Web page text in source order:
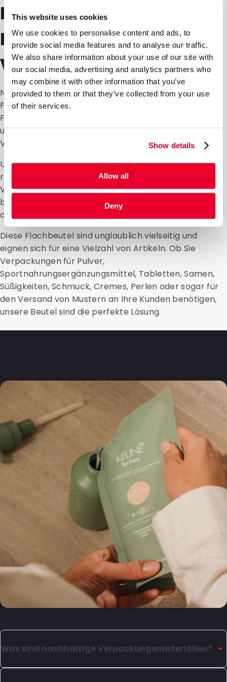
This website uses cookies
We use cookies to personalise content and ads, to
provide social media features and to analyse our traffic.
We also share information about your use of our site with
our social media, advertising and analytics partners who
may combine it with other information that you’ve
provided to them or that they’ve collected from your use
of their services.
Show details
Allow all
Deny
Frische und beliebte
Farben für vielseitige
Verpackungen
Neben ihrer praktischen Verwendbarkeit sind unsere
Flachbeutel in einer Vielzahl frischer und beliebter
Farben erhältlich, darunter Rosa, Hellgrün, Hellgrau
und Weiß. Diese lebendigen Farben verleihen Ihrer
Verpackung einen Hauch von Stil.
Unsere Flachbeutel werden aus vollständig
recycelbaren Materialien hergestellt, sodass Ihre
Verpackungen umweltfreundlich sind. Darüber hinaus
bieten diese Beutel eine hervorragende Barriere, die
die Qualität und Frische Ihrer Produkte bewahrt.
Diese Flachbeutel sind unglaublich vielseitig und
eignen sich für eine Vielzahl von Artikeln. Ob Sie
Verpackungen für Pulver,
Sportnahrungsergänzungsmittel, Tabletten, Samen,
Süßigkeiten, Schmuck, Cremes, Perlen oder sogar für
den Versand von Mustern an Ihre Kunden benötigen,
unsere Beutel sind die perfekte Lösung.
Was sind nachhaltige Verpackungsmaterialien?
Monomaterial-Verpackungen und BIO-PE sind